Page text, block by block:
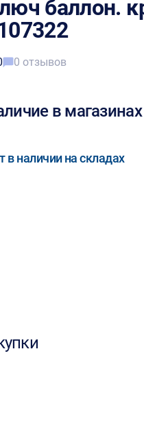
баллон.
0 отзывов
в магазинах
в наличии на складах